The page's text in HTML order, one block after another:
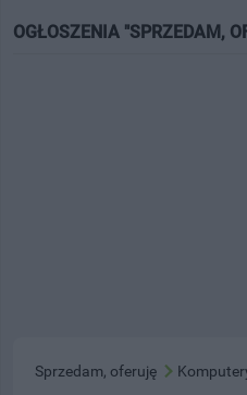
OGŁOSZENIA "SPRZEDAM,
Sprzedam, oferuję